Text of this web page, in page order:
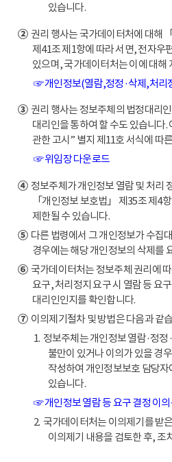
있습니다.
②권리 행사는 국가데이터처에 대해
제41조 제1항에 따라 서면, 전자우
있으며, 국가데이터처는 이에 대해
☞ 개인정보(열람,정정·삭제,처리
③권리 행사는 정보주체의 법정대리
대리인을 통하여 할 수도 있습니다.
관한 고시” 별지 제11호 서식에 따
☞ 위임장 다운로드
④정보주체가 개인정보 열람 및 처리
「개인정보 보호법」 제35조 제4
제한될 수 있습니다.
⑤다른 법령에서 그 개인정보가 수집
경우에는 해당 개인정보의 삭제를
⑥국가데이터처는 정보주체 권리에
요구, 처리정지 요구 시 열람 등 요
대리인인지를 확인합니다.
⑦이의제기절차 및 방법은 다음과 같
1. 정보주체는 개인정보 열람·정
불만이 있거나 이의가 있을 경
작성하여 개인정보보호 담당
있습니다.
☞ 개인정보 열람 등 요구 결정 이
2. 국가데이터처는 이의제기를 받
이의제기 내용을 검토한 후, 조